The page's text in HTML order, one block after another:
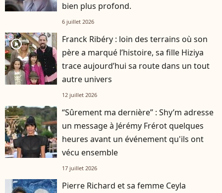
bien plus profond.
6 juillet 2026
player2
Franck Ribéry : loin des terrains où son
père a marqué l’histoire, sa fille Hiziya
trace aujourd’hui sa route dans un tout
autre univers
12 juillet 2026
“Sûrement ma dernière” : Shy’m adresse
un message à Jérémy Frérot quelques
heures avant un événement qu'ils ont
vécu ensemble
17 juillet 2026
Pierre Richard et sa femme Ceyla